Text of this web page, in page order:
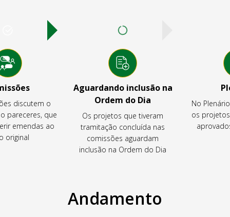
discutem o
pareceres, que
emendas ao
original
Aguardando inclusão na
Ordem do Dia
Os projetos que tiveram
tramitação concluída nas
comissões aguardam
inclusão na Ordem do Dia
No
os
Andamento